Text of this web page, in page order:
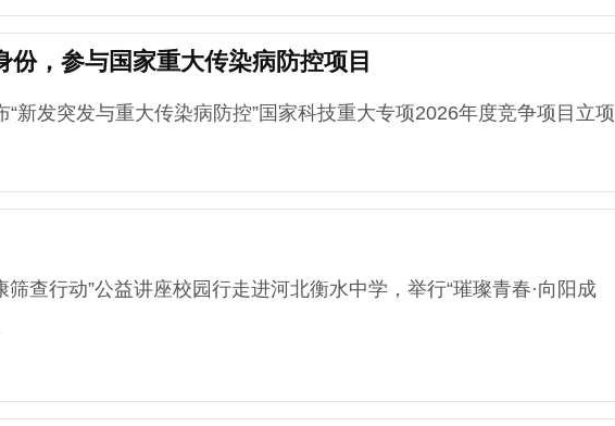
，参与国家重大传染病防控项目
发突发与重大传染病防控”国家科技重大专项2026年度竞争项目立项
查行动”公益讲座校园行走进河北衡水中学，举行“璀璨青春·向阳成